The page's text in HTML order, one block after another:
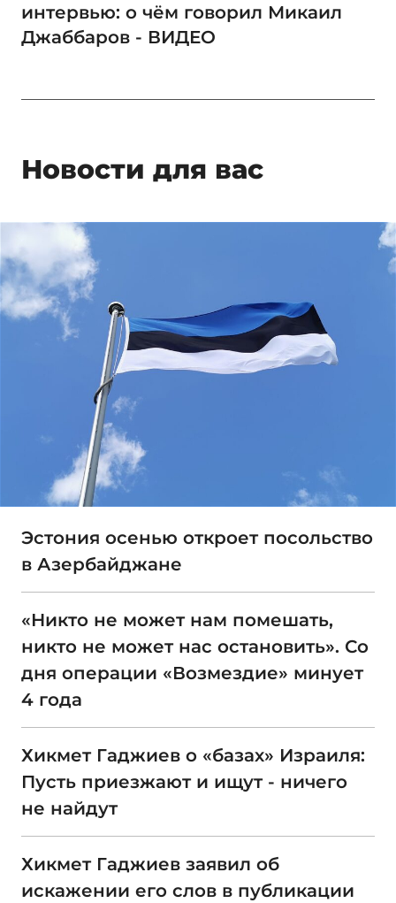
интервью: о чём говорил Микаил
Джаббаров - ВИДЕО
Новости для вас
Эстония осенью откроет посольство
в Азербайджане
«Никто не может нам помешать,
никто не может нас остановить». Со
дня операции «Возмездие» минует
4 года
Хикмет Гаджиев о «базах» Израиля:
Пусть приезжают и ищут - ничего
не найдут
Хикмет Гаджиев заявил об
искажении его слов в публикации